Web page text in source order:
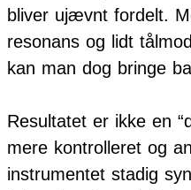
bliver ujævnt fordelt.
resonans og lidt
kan man dog bringe
Resultatet er ikke en
mere kontrolleret og
instrumentet stadig